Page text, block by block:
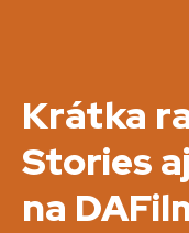
Krátka
Stories
na